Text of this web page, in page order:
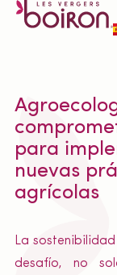
para
nuevas
agrícolas
La
desafío, no